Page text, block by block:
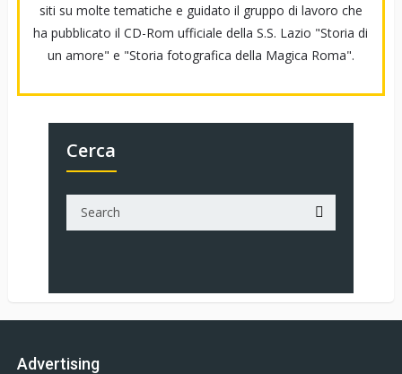
siti su molte tematiche e guidato il gruppo di lavoro che
ha pubblicato il CD-Rom ufficiale della S.S. Lazio "Storia di
un amore" e "Storia fotografica della Magica Roma".
Cerca
Advertising